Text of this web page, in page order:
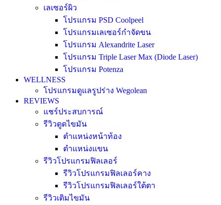
เลเซอร์ผิว
โปรแกรม PSD Coolpeel
โปรแกรมเลเซอร์กำจัดขน
โปรแกรม Alexandrite Laser
โปรแกรม Triple Laser Max (Diode Laser)
โปรแกรม Potenza
WELLNESS
โปรแกรมดูแลรูปร่าง Wegolean
REVIEWS
แชร์ประสบการณ์
รีวิวดูดไขมัน
ตำแหน่งหน้าท้อง
ตำแหน่งแขน
รีวิวโปรแกรมฟิลเลอร์
รีวิวโปรแกรมฟิลเลอร์คาง
รีวิวโปรแกรมฟิลเลอร์ใต้ตา
รีวิวเติมไขมัน